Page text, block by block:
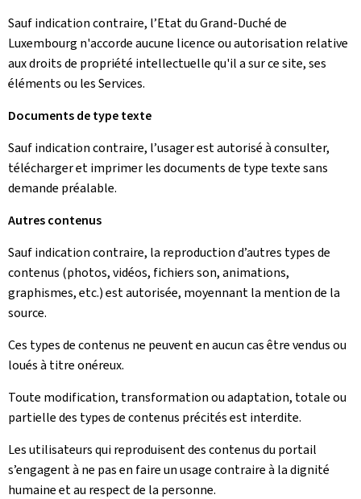
Sauf indication contraire, l’Etat du Grand-Duché de
Luxembourg n'accorde aucune licence ou autorisation relative
aux droits de propriété intellectuelle qu'il a sur ce site, ses
éléments ou les Services.
Documents de type texte
Sauf indication contraire, l’usager est autorisé à consulter,
télécharger et imprimer les documents de type texte sans
demande préalable.
Autres contenus
Sauf indication contraire, la reproduction d’autres types de
contenus (photos, vidéos, fichiers son, animations,
graphismes, etc.) est autorisée, moyennant la mention de la
source.
Ces types de contenus ne peuvent en aucun cas être vendus ou
loués à titre onéreux.
Toute modification, transformation ou adaptation, totale ou
partielle des types de contenus précités est interdite.
Les utilisateurs qui reproduisent des contenus du portail
s’engagent à ne pas en faire un usage contraire à la dignité
humaine et au respect de la personne.